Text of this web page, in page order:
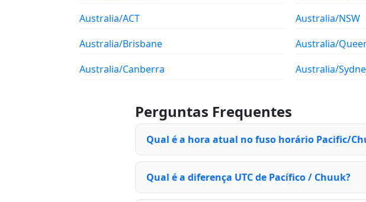
Australia/ACT
Australia/Brisbane
Australia/Canberra
Australia/NSW
Australia/
Australia/
Perguntas Frequentes
Qual é a hora atual no fuso horário Pacific/
Qual é a diferença UTC de Pacífico / Chuuk?